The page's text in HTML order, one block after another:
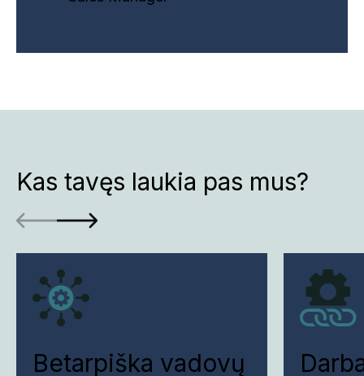
Kas tavęs laukia pas mus?
Betarpiška vadovų